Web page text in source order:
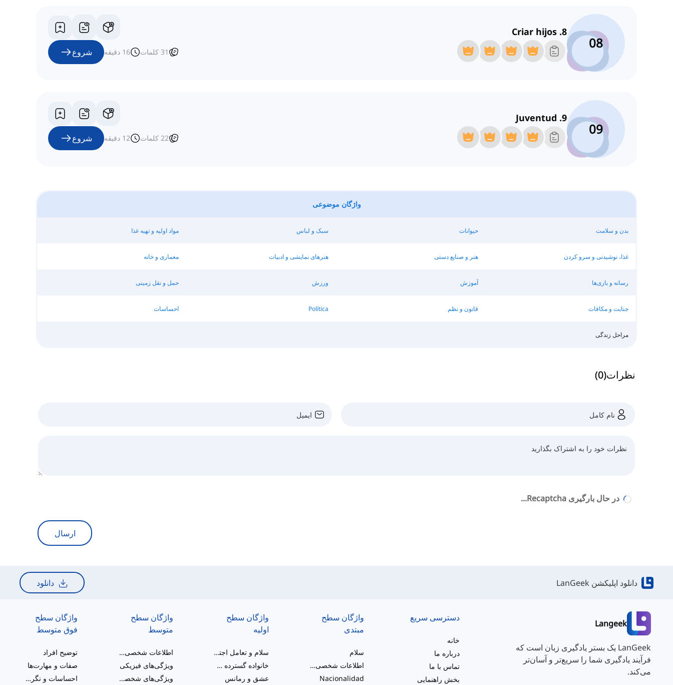
08
8. Criar hijos
31 کلمات 16 دقیقه شروع
09
9. Juventud
22 کلمات 12 دقیقه شروع
واژگان موضوعی
بدن و سلامت حیوانات سبک و لباس مواد اولیه و تهیه غذا
غذا، نوشیدنی و سرو کردن هنر و صنایع دستی هنرهای نمایشی و ادبیات معماری و خانه
رسانه و بازی‌ها آموزش ورزش حمل و نقل زمینی
جنایت و مکافات قانون و نظم Política احساسات
مراحل زندگی
نظرات(
0
)
در حال بارگیری Recaptcha...
ارسال
دانلود اپلیکشن LanGeek دانلود
Langeek
LanGeek یک بستر یادگیری زبان است که
فرآیند یادگیری شما را سریع‌تر و آسان‌تر
می‌کند.
دسترسی سریع
خانه
درباره ما
تماس با ما
بخش راهنمایی
واژگان سطح
مبتدی
سلام
اطلاعات شخصی و شرح کلی
Nacionalidad
واژگان سطح
اولیه
سلام و تعامل اجتماعی
خانواده گسترده و آشنایان
عشق و رمانس
واژگان سطح
متوسط
اطلاعات شخصی و مراحل زندگی
ویژگی‌های فیزیکی
ویژگی‌های شخصیتی
واژگان سطح
فوق متوسط
توضیح افراد
صفات و مهارت‌ها
احساسات و نگرش‌ها